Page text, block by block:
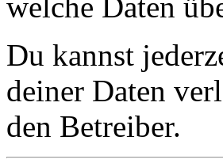
welche Daten
Du kannst
deiner Daten
den Betreiber.